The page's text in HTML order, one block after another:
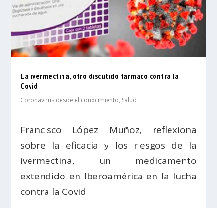
La ivermectina, otro discutido fármaco contra la
Covid
Coronavirus desde el conocimiento, Salud
Francisco López Muñoz, reflexiona
sobre la eficacia y los riesgos de la
ivermectina, un medicamento
extendido en Iberoamérica en la lucha
contra la Covid